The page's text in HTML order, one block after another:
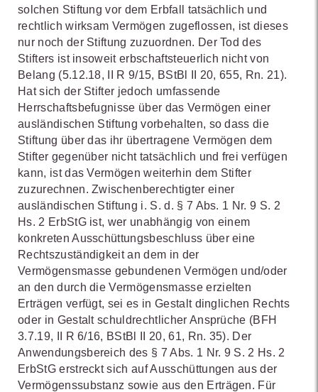
solchen Stiftung vor dem Erbfall tatsächlich und
rechtlich wirksam Vermögen zugeflossen, ist dieses
nur noch der Stiftung zuzuordnen. Der Tod des
Stifters ist insoweit erbschaftsteuerlich nicht von
Belang (5.12.18, II R 9/15, BStBl II 20, 655, Rn. 21).
Hat sich der Stifter jedoch umfassende
Herrschaftsbefugnisse über das Vermögen einer
ausländischen Stiftung vorbehalten, so dass die
Stiftung über das ihr übertragene Vermögen dem
Stifter gegenüber nicht tatsächlich und frei verfügen
kann, ist das Vermögen weiterhin dem Stifter
zuzurechnen. Zwischenberechtigter einer
ausländischen Stiftung i. S. d. § 7 Abs. 1 Nr. 9 S. 2
Hs. 2 ErbStG ist, wer unabhängig von einem
konkreten Ausschüttungsbeschluss über eine
Rechtszuständigkeit an dem in der
Vermögensmasse gebundenen Vermögen und/oder
an den durch die Vermögensmasse erzielten
Erträgen verfügt, sei es in Gestalt dinglichen Rechts
oder in Gestalt schuldrechtlicher Ansprüche (BFH
3.7.19, II R 6/16, BStBl II 20, 61, Rn. 35). Der
Anwendungsbereich des § 7 Abs. 1 Nr. 9 S. 2 Hs. 2
ErbStG erstreckt sich auf Ausschüttungen aus der
Vermögenssubstanz sowie aus den Erträgen. Für